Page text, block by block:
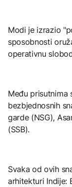
Modi je izrazio
sposobnosti
operativnu
Među prisutnima
bezbjednosnih
garde (NSG),
(SSB).​
Svaka od ovih
arhitekturi Indije: